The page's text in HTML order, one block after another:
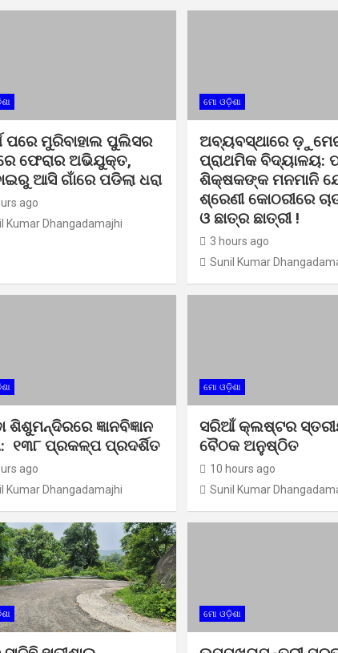
ପରେ ମୁରିବାହାଲ ପୁଲିସର
ଫେରାର ଅଭିଯୁକ୍ତ,
ଆସି ଗାଁରେ ପଡିଲା ଧରା
ago
Kumar Dhangadamajhi
ମୋ ଓଡ଼ିଶା
ଅବ୍ୟବସ୍ଥାରେ
ପ୍ରାଥମିକ ବିଦ୍ୟାଳୟ:
ଶିକ୍ଷକଙ୍କ ମନମାନି
ଶ୍ରେଣୀ କୋଠରୀରେ
ଓ ଛାତ୍ର ଛାତ୍ରୀ !
3 hours ago
Sunil Kumar
ଶିଶୁମନ୍ଦିରରେ ଜ୍ଞାନବିଜ୍ଞାନ
୧୩୮ ପ୍ରକଳ୍ପ ପ୍ରଦର୍ଶିତ
ago
Kumar Dhangadamajhi
ମୋ ଓଡ଼ିଶା
ସରିଆଁ କ୍ଲଷ୍ଟର
ବୈଠକ ଅନୁଷ୍ଠିତ
10 hours ago
Sunil Kumar
ମୋ ଓଡ଼ିଶା